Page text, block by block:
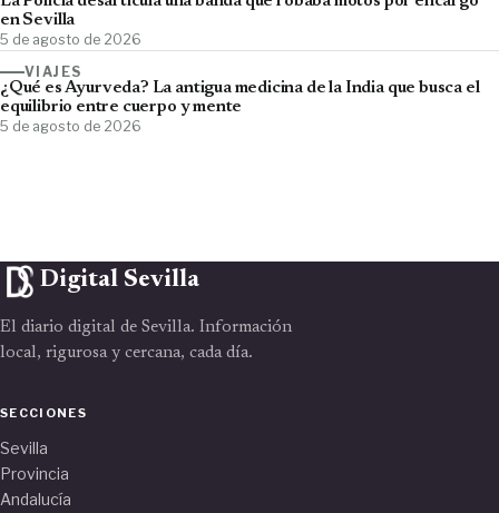
en Sevilla
5 de agosto de 2026
VIAJES
¿Qué es Ayurveda? La antigua medicina de la India que busca el
equilibrio entre cuerpo y mente
5 de agosto de 2026
Digital Sevilla
El diario digital de Sevilla. Información
local, rigurosa y cercana, cada día.
SECCIONES
Sevilla
Provincia
Andalucía